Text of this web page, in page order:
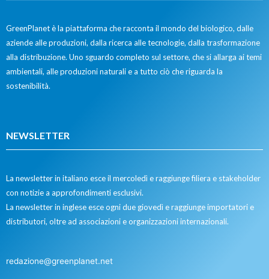
GreenPlanet è la piattaforma che racconta il mondo del biologico, dalle
aziende alle produzioni, dalla ricerca alle tecnologie, dalla trasformazione
alla distribuzione. Uno sguardo completo sul settore, che si allarga ai temi
ambientali, alle produzioni naturali e a tutto ciò che riguarda la
sostenibilità.
NEWSLETTER
La newsletter in italiano esce il mercoledì e raggiunge filiera e stakeholder
con notizie a approfondimenti esclusivi.
La newsletter in inglese esce ogni due giovedì e raggiunge importatori e
distributori, oltre ad associazioni e organizzazioni internazionali.
redazione@greenplanet.net